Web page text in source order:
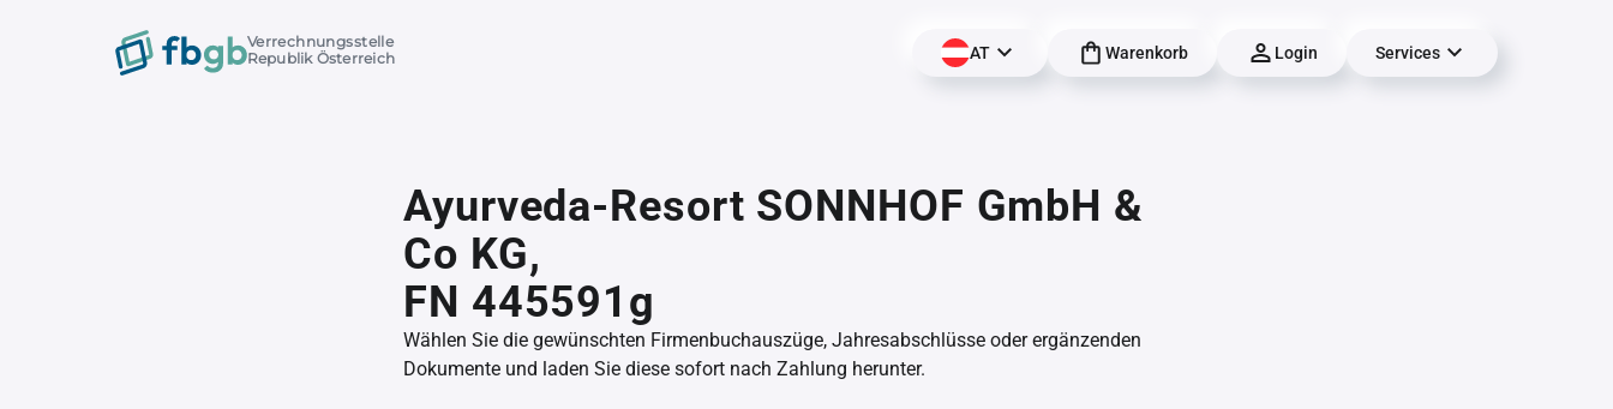
Verrechnungsstelle
Republik Österreich
AT Warenkorb Login Services
Ayurveda-Resort SONNHOF GmbH &
Co KG,
FN 445591g
Wählen Sie die gewünschten Firmenbuchauszüge, Jahresabschlüsse oder ergänzenden
Dokumente und laden Sie diese sofort nach Zahlung herunter.